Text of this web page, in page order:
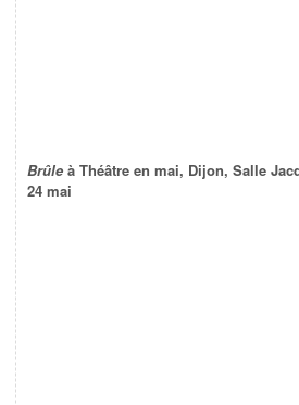
Brûle à Théâtre en mai, Dijon, Salle
24 mai